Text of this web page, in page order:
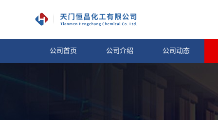
公司首页 公司介绍 公司动态